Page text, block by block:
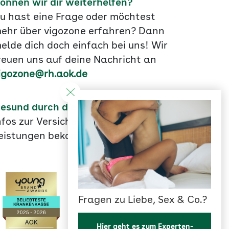
Fragen zu Liebe, Sex & Co.?
Hier geht es zum Experten-
wir dir weiterhelfen?
hast eine Frage oder möchtest
über vigozone erfahren? Dann
dich doch einfach bei uns! Wir
uns auf deine Nachricht an
durch die Ausbildung
zur Versicherung und unseren
bekommst du
hier.